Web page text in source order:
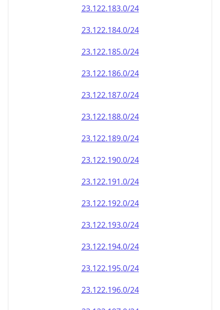
23.122.185.0/24
23.122.186.0/24
23.122.187.0/24
23.122.188.0/24
23.122.189.0/24
23.122.190.0/24
23.122.191.0/24
23.122.192.0/24
23.122.193.0/24
23.122.194.0/24
23.122.195.0/24
23.122.196.0/24
23.122.197.0/24
23.122.198.0/24